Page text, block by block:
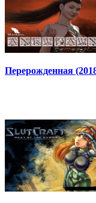
Перерожденная